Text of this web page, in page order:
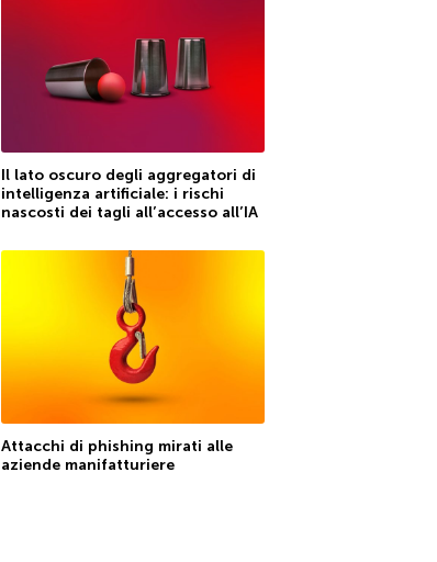
Il lato oscuro degli aggregatori di
intelligenza artificiale: i rischi
nascosti dei tagli all’accesso all’IA
Attacchi di phishing mirati alle
aziende manifatturiere